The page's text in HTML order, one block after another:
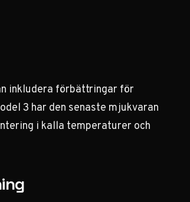
inkludera förbättringar för
3 har den senaste mjukvaran
i kalla temperaturer och